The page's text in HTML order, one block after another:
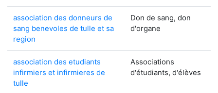
association des donneurs de
sang benevoles de tulle et sa
region
Don de sang, don
d'organe
association des etudiants
infirmiers et infirmieres de
tulle
Associations
d'étudiants, d'élèves